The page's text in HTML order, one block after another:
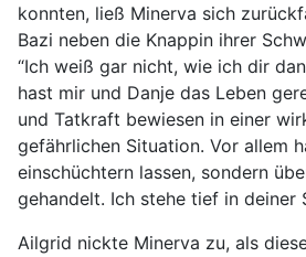
konnten, ließ Minerva sich
Bazi neben die Knappin ihrer
“Ich weiß gar nicht, wie ich dir
hast mir und Danje das Leben
und Tatkraft bewiesen in einer
gefährlichen Situation. Vor allem
einschüchtern lassen, sondern
gehandelt. Ich stehe tief in deiner
Ailgrid nickte Minerva zu, als